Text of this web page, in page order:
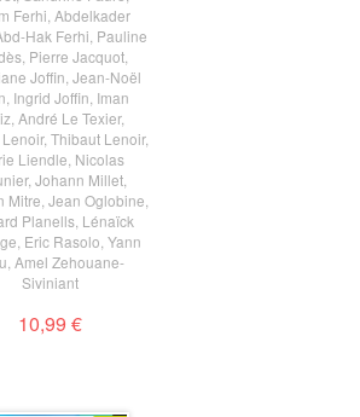
Ferhi Abdelkader
Hak Ferhi Pauline
, Pierre Jacquot,
Joffin Jean-Noël
Ingrid Joffin Iman
André Le Texier,
, Thibaut Lenoir,
Liendle Nicolas
, Johann Millet,
Mitre Jean Oglobine
Planells Lénaïck
Eric Rasolo Yann
Amel Zehouane-
Siviniant
10,99 €